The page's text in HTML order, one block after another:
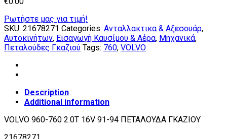
Ρωτήστε μας για τιμή!
SKU: 21678271 Categories: Ανταλλακτικα & Αξεσουάρ,
Αυτοκινήτων, Εισαγωγή Καυσίμου & Αέρα, Μηχανικά,
Πεταλούδες Γκαζιού Tags: 760, VOLVO
Description
Additional information
VOLVO 960-760 2.0T 16V 91-94 ΠΕΤΑΛΟΥΔΑ ΓΚΑΖΙΟΥ